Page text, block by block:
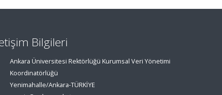
Bilgileri
Ankara Üniversitesi Rektörlüğü Kurumsal Veri Yönetimi
Koordinatörlüğü
Yenimahalle/Ankara-TÜRKİYE